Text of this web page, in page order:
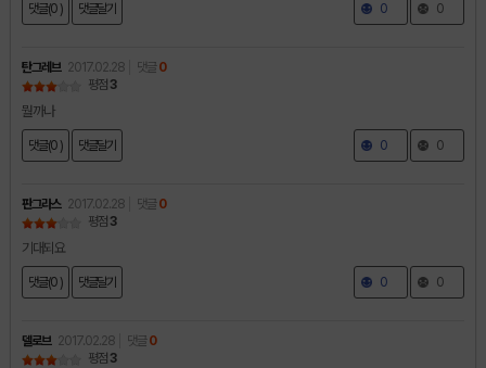
댓글(0 ) 댓글달기 0 0
탄그레브 2017.02.28 댓글 0
평점 3
뭘까나
댓글(0 ) 댓글달기 0 0
판그라스 2017.02.28 댓글 0
평점 3
기대되요
댓글(0 ) 댓글달기 0 0
델로브 2017.02.28 댓글 0
평점 3